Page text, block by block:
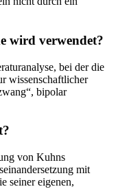
wird verwendet?
bei der die
wissenschaftlicher
bipolar
von Kuhns
mit
seiner eigenen,